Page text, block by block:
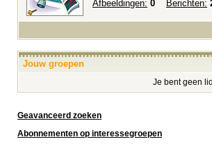
Afbeeldingen: 0
Berichten:
Jouw groepen
Je bent geen
Geavanceerd zoeken
Abonnementen op interessegroepen